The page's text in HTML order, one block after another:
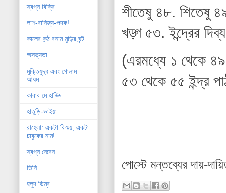
শীতেষু ৪৮. শিতেষু
খড়্গ ৫৩. ইন্দ্রের
(এরমধ্যে ১ থেকে
৫৩ থেকে ৫৫ ইন্দ্র
পোস্টে মন্তব্যের দায়-
স্বপ্ন বিক্রি
লাশ-বানিজ্য-পদক!
কালের কন্ঠ বনাম মুড়ির ঘন্ট
অসভ্যতা
মুক্তিযুদ্ধ এবং গোলাম
আযম
কাবাব মে হাড্ডি
হাতুড়ি-ভাইয়া
রাহেলা: একটা বিস্ময়, একটা
চাবুকের নাম!
স্বপ্ন নেবেন...
তিনি
হলুদ ডিম্ব